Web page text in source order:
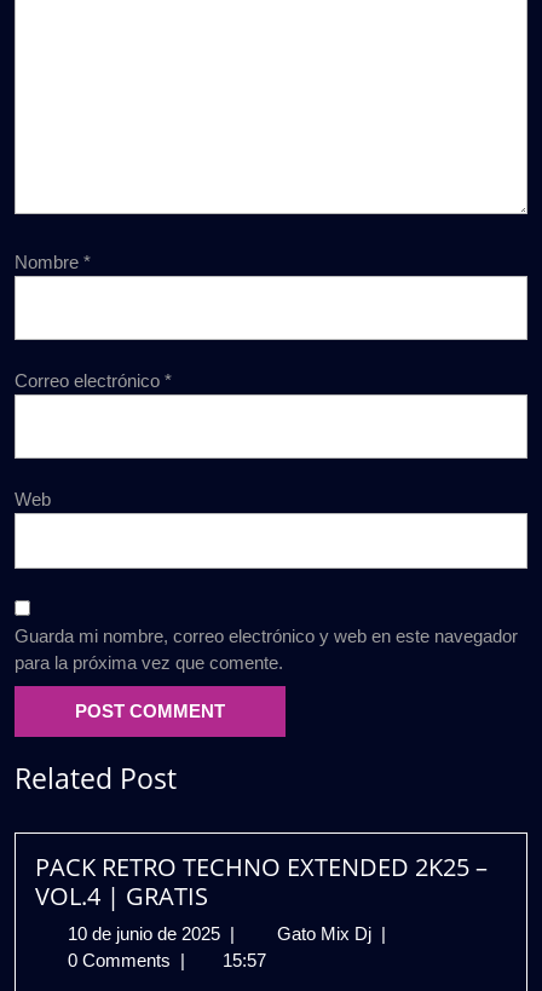
Nombre *
Correo electrónico *
Web
Guarda mi nombre, correo electrónico y web en este navegador
para la próxima vez que comente.
Related Post
PACK RETRO TECHNO EXTENDED 2K25 –
VOL.4 | GRATIS
10 de junio de 2025 10
de
| Gato Mix Dj PACK
|
0 Comments | 15:57